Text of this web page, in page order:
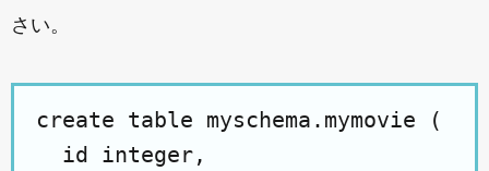
さい。
create table myschema.mymovie (
  id integer,